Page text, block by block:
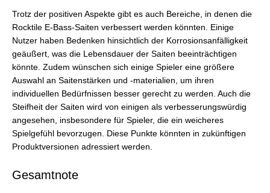
Trotz der positiven Aspekte gibt es auch Bereiche, in denen die
Rocktile E-Bass-Saiten verbessert werden könnten. Einige
Nutzer haben Bedenken hinsichtlich der Korrosionsanfälligkeit
geäußert, was die Lebensdauer der Saiten beeinträchtigen
könnte. Zudem wünschen sich einige Spieler eine größere
Auswahl an Saitenstärken und -materialien, um ihren
individuellen Bedürfnissen besser gerecht zu werden. Auch die
Steifheit der Saiten wird von einigen als verbesserungswürdig
angesehen, insbesondere für Spieler, die ein weicheres
Spielgefühl bevorzugen. Diese Punkte könnten in zukünftigen
Produktversionen adressiert werden.
Gesamtnote